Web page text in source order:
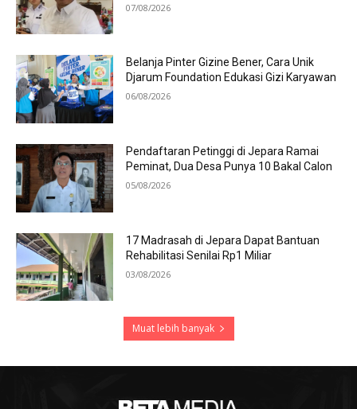
07/08/2026
Belanja Pinter Gizine Bener, Cara Unik
Djarum Foundation Edukasi Gizi Karyawan
06/08/2026
Pendaftaran Petinggi di Jepara Ramai
Peminat, Dua Desa Punya 10 Bakal Calon
05/08/2026
17 Madrasah di Jepara Dapat Bantuan
Rehabilitasi Senilai Rp1 Miliar
03/08/2026
Muat lebih banyak